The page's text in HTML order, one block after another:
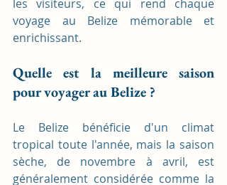
les visiteurs, ce qui rend chaque
voyage au Belize mémorable et
enrichissant.
Quelle est la meilleure saison
pour voyager au Belize ?
Le Belize bénéficie d'un climat
tropical toute l'année, mais la saison
sèche, de novembre à avril, est
généralement considérée comme la